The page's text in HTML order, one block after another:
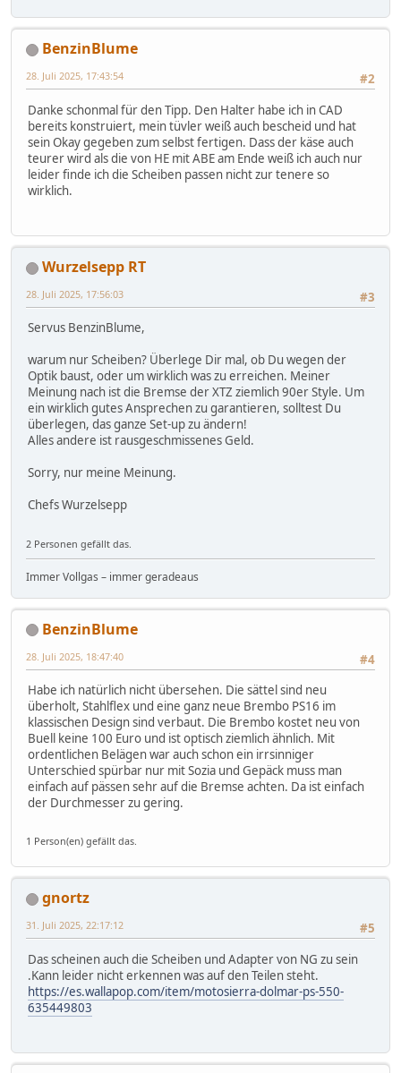
BenzinBlume
#2
28. Juli 2025, 17:43:54
Danke schonmal für den Tipp. Den Halter habe ich in CAD
bereits konstruiert, mein tüvler weiß auch bescheid und hat
sein Okay gegeben zum selbst fertigen. Dass der käse auch
teurer wird als die von HE mit ABE am Ende weiß ich auch nur
leider finde ich die Scheiben passen nicht zur tenere so
wirklich.
Wurzelsepp RT
#3
28. Juli 2025, 17:56:03
Servus BenzinBlume,
warum nur Scheiben? Überlege Dir mal, ob Du wegen der
Optik baust, oder um wirklich was zu erreichen. Meiner
Meinung nach ist die Bremse der XTZ ziemlich 90er Style. Um
ein wirklich gutes Ansprechen zu garantieren, solltest Du
überlegen, das ganze Set-up zu ändern!
Alles andere ist rausgeschmissenes Geld.
Sorry, nur meine Meinung.
Chefs Wurzelsepp
2 Personen gefällt das.
Immer Vollgas – immer geradeaus
BenzinBlume
#4
28. Juli 2025, 18:47:40
Habe ich natürlich nicht übersehen. Die sättel sind neu
überholt, Stahlflex und eine ganz neue Brembo PS16 im
klassischen Design sind verbaut. Die Brembo kostet neu von
Buell keine 100 Euro und ist optisch ziemlich ähnlich. Mit
ordentlichen Belägen war auch schon ein irrsinniger
Unterschied spürbar nur mit Sozia und Gepäck muss man
einfach auf pässen sehr auf die Bremse achten. Da ist einfach
der Durchmesser zu gering.
1 Person(en) gefällt das.
gnortz
#5
31. Juli 2025, 22:17:12
Das scheinen auch die Scheiben und Adapter von NG zu sein
.Kann leider nicht erkennen was auf den Teilen steht.
https://es.wallapop.com/item/motosierra-dolmar-ps-550-
635449803